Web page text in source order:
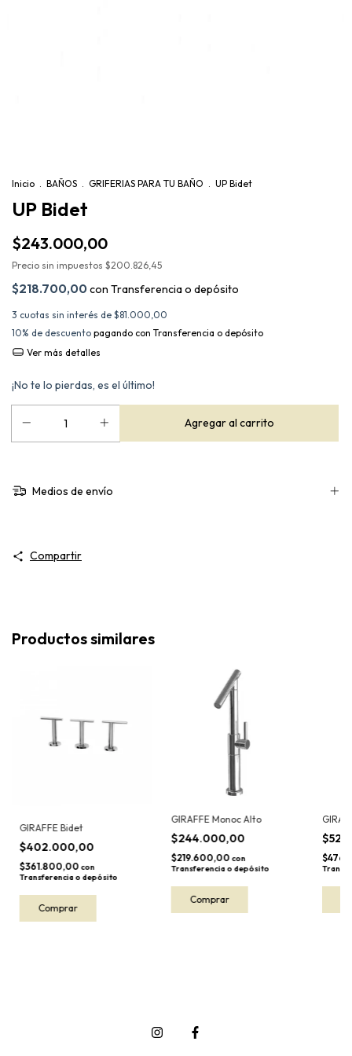
Inicio BAÑOS GRIFERIAS PARA TU BAÑO UP Bidet
UP Bidet
$243.000,00
Precio sin impuestos $200.826,45
$218.700,00 con Transferencia o depósito
3 cuotas sin interés de $81.000,00
10% de descuento pagando con Transferencia o depósito
Ver más detalles
¡No te lo pierdas, es el último!
Medios de envío
Compartir
Productos similares
GIRAFFE Bidet
$402.000,00
$361.800,00 con
Transferencia o depósito
GIRAFFE Monoc Alto
$244.000,00
$219.600,00 con
Transferencia o depósito